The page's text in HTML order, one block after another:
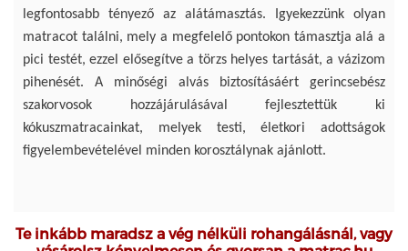
legfontosabb tényező az alátámasztás. Igyekezzünk olyan
matracot találni, mely a megfelelő pontokon támasztja alá a
pici testét, ezzel elősegítve a törzs helyes tartását, a vázizom
pihenését. A minőségi alvás biztosításáért gerincsebész
szakorvosok hozzájárulásával fejlesztettük ki
kókuszmatracainkat, melyek testi, életkori adottságok
figyelembevételével minden korosztálynak ajánlott.
Te inkább maradsz a vég nélküli rohangálásnál, vagy